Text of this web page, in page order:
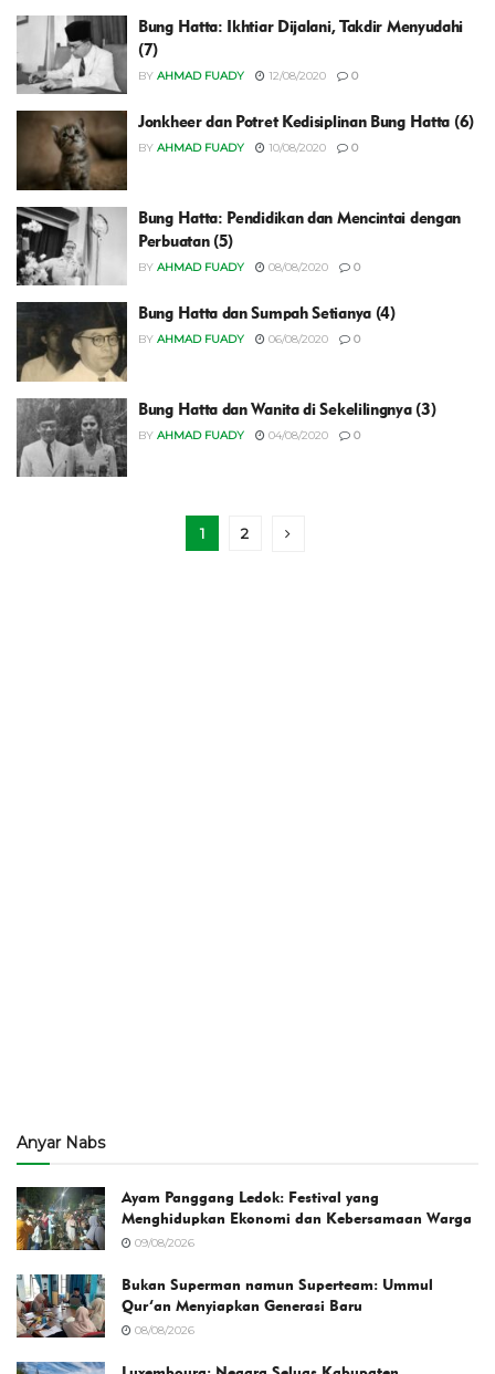
Bung Hatta: Ikhtiar Dijalani, Takdir Menyudahi
(7)
BY AHMAD FUADY 12/08/2020 0
Jonkheer dan Potret Kedisiplinan Bung Hatta (6)
BY AHMAD FUADY 10/08/2020 0
Bung Hatta: Pendidikan dan Mencintai dengan
Perbuatan (5)
BY AHMAD FUADY 08/08/2020 0
Bung Hatta dan Sumpah Setianya (4)
BY AHMAD FUADY 06/08/2020 0
Bung Hatta dan Wanita di Sekelilingnya (3)
BY AHMAD FUADY 04/08/2020 0
1 2
Anyar Nabs
Ayam Panggang Ledok: Festival yang
Menghidupkan Ekonomi dan Kebersamaan Warga
09/08/2026
Bukan Superman namun Superteam: Ummul
Qur’an Menyiapkan Generasi Baru
08/08/2026